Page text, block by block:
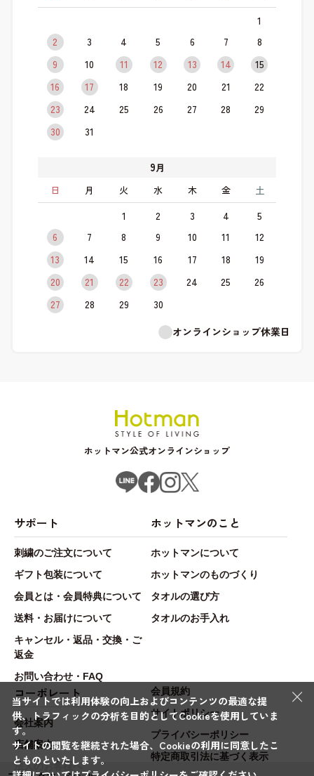
1
2
3 4 5 6 7
8
9
10 11 12 13 14
15
16
17 18 19 20 21
22
23
24 25 26 27 28
29
30
31
9月
日
月 火 水 木 金 土
1 2 3 4
5
6
7 8 9 10 11
12
13
14 15 16 17 18
19
20
21 22 23 24 25
26
27
28 29
30
オンラインショップ休業日
ホットマン公式オンラインショップ
サポート
刺繍のご注文について
ギフト包装について
会員とは・会員特典について
送料・お届けについて
キャンセル・返品・交換・ご
返金
お問い合わせ・FAQ
ホットマンのこと
ホットマンについて
ホットマンのものづくり
タオルの選び方
タオルのお手入れ
コーポレート
会社案内
店舗案内
法人のお客様へ
会員規約
サイトポリシー
プライバシーポリシー
特定商取引法に基づく表示
×
当サイトでは利用体験の向上およびコンテンツの最適な提
供、トラフィックの分析を目的としてCookieを使用していま
す。
サイトの閲覧を継続された場合、Cookieの利用に同意したこ
とものといたします。